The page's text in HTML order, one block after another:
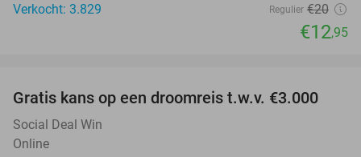
Verkocht: 3.829
Regulier €20
€12,95
Gratis kans op een droomreis t.w.v. €3.000
Social Deal Win
Online